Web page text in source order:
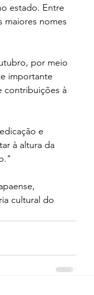
estado. Entre
maiores nomes
por meio
importante
contribuições à
e
à altura da
cultural do